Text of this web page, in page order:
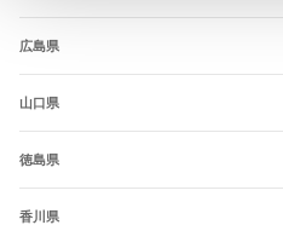
広島県
山口県
徳島県
香川県